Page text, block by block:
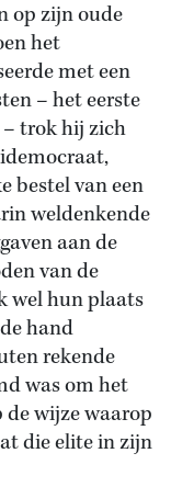
op zijn oude
het
met een
– het eerste
trok hij zich
bestel van een
weldenkende
aan de
van de
wel hun plaats
hand
rekende
was om het
de wijze waarop
die elite in zijn